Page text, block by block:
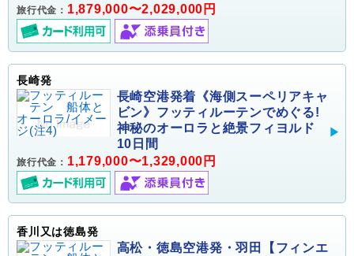
旅行代金： 1,879,000〜2,029,000円
長崎発
長崎空港発着《海側スーペリアキャ
ビン》フッティルーテンでめぐる!
神秘のオーロラと絶景フィヨルド
10日間
旅行代金： 1,179,000〜1,329,000円
香川又は徳島発
高松・徳島空港発・羽田【フィンエ